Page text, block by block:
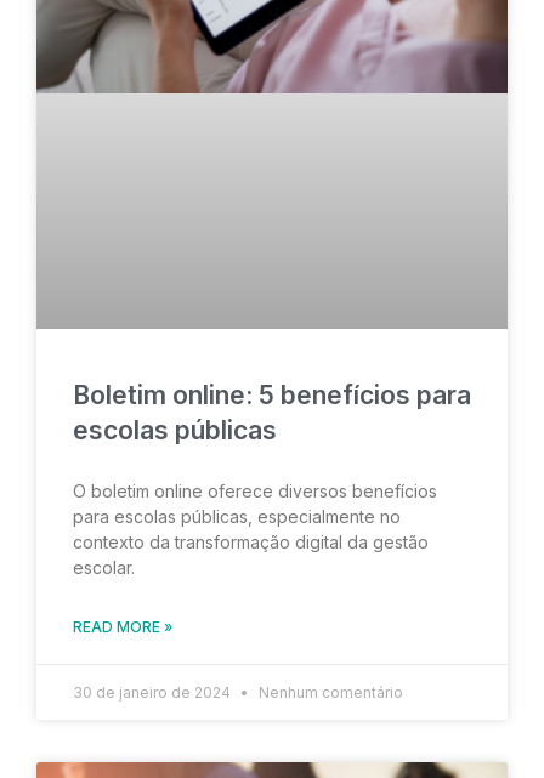
Boletim online: 5 benefícios para
escolas públicas
O boletim online oferece diversos benefícios
para escolas públicas, especialmente no
contexto da transformação digital da gestão
escolar.
READ MORE »
30 de janeiro de 2024 Nenhum comentário